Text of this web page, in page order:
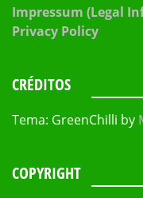
Impressum (Legal
Privacy Policy
CRÉDITOS
Tema: GreenChilli by
COPYRIGHT